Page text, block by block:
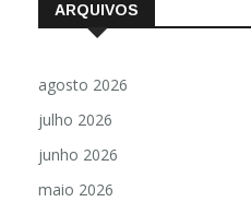
ARQUIVOS
agosto 2026
julho 2026
junho 2026
maio 2026